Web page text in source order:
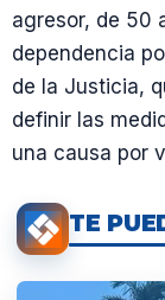
agresor, de 50
dependencia
de la Justicia,
definir las
una causa por
TE